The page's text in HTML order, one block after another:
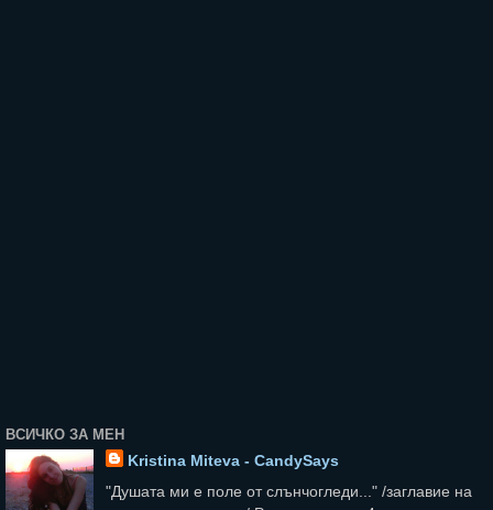
ВСИЧКО ЗА МЕН
Kristina Miteva - CandySays
"Душата ми е поле от слънчогледи..." /заглавие на